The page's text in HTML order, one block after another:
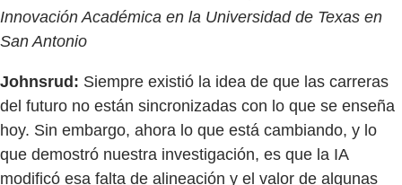
Innovación Académica en la Universidad de Texas en
San Antonio
Johnsrud: Siempre existió la idea de que las carreras
del futuro no están sincronizadas con lo que se enseña
hoy. Sin embargo, ahora lo que está cambiando, y lo
que demostró nuestra investigación, es que la IA
modificó esa falta de alineación y el valor de algunas